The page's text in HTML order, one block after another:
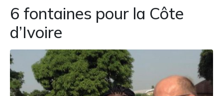
6 fontaines pour la Côte
d’Ivoire